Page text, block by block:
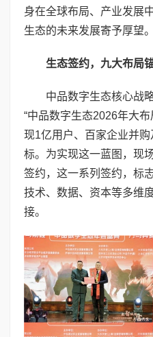
身在全球布局、产业发展
生态的未来发展寄予厚望。
生态签约，九大布局
中品数字生态核心战
“中品数字生态2026年大
现1亿用户、百家企业并
标。为实现这一蓝图，现
签约，这一系列签约，标
技术、数据、资本等多维
接。